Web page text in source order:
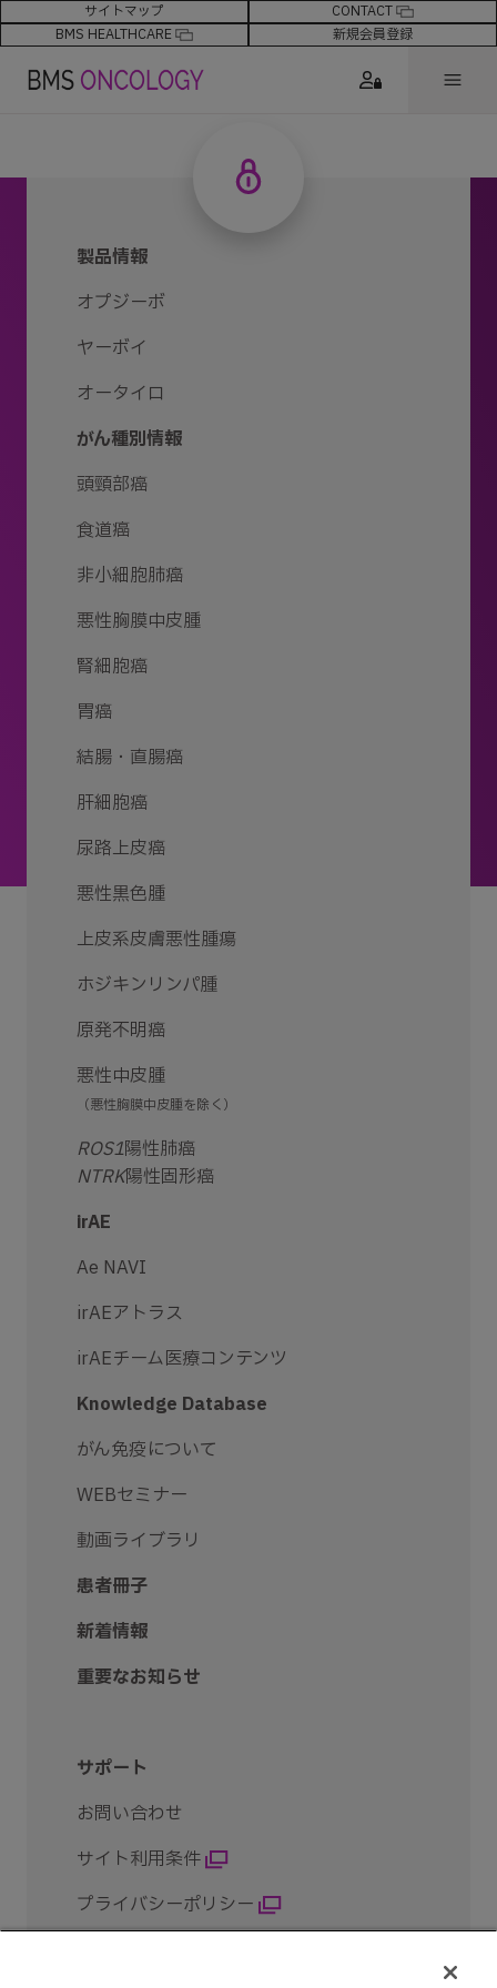
サイトマップ
CONTACT
BMS HEALTHCARE
新規会員登録
製品情報
オプジーボ
ヤーボイ
オータイロ
がん種別情報
頭頸部癌
食道癌
非小細胞肺癌
悪性胸膜中皮腫
腎細胞癌
胃癌
結腸・直腸癌
肝細胞癌
尿路上皮癌
悪性黒色腫
上皮系皮膚悪性腫瘍
ホジキンリンパ腫
原発不明癌
悪性中皮腫
（悪性胸膜中皮腫を除く）
ROS1陽性肺癌
NTRK陽性固形癌
irAE
Ae NAVI
irAEアトラス
irAEチーム医療コンテンツ
Knowledge Database
がん免疫について
WEBセミナー
動画ライブラリ
患者冊子
新着情報
重要なお知らせ
サポート
お問い合わせ
サイト利用条件
プライバシーポリシー